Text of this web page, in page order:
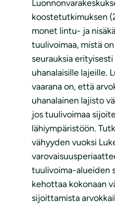
koostetutkimuksen
monet lintu- ja
tuulivoimaa, mistä
seurauksia
uhanalaisille lajeille.
vaarana on, että
uhanalainen lajisto
jos tuulivoimaa
lähiympäristöön.
vähyyden vuoksi
tuulivoima-alueiden
kehottaa kokonaan
sijoittamista